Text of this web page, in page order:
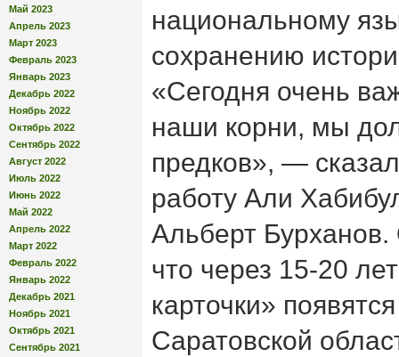
Май 2023
Апрель 2023
Март 2023
Февраль 2023
Январь 2023
Декабрь 2022
Ноябрь 2022
Октябрь 2022
Сентябрь 2022
Август 2022
Июль 2022
Июнь 2022
Май 2022
Апрель 2022
Март 2022
Февраль 2022
Январь 2022
Декабрь 2021
Ноябрь 2021
Октябрь 2021
Сентябрь 2021
национальному
сохранению
«Сегодня очень
наши корни, мы
предков», —
работу Али
Альберт
что через 15-20
карточки»
Саратовской